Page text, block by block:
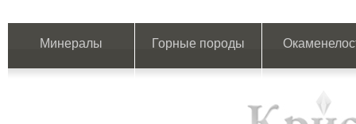
Минералы Горные породы